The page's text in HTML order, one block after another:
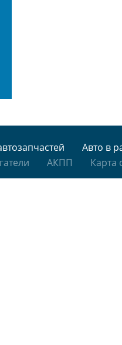
Авто в
АКПП Карта